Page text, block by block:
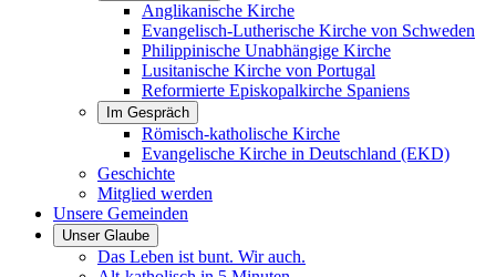
Anglikanische Kirche
Evangelisch-Lutherische Kirche von Schweden
Philippinische Unabhängige Kirche
Lusitanische Kirche von Portugal
Reformierte Episkopalkirche Spaniens
Im Gespräch
Römisch-katholische Kirche
Evangelische Kirche in Deutschland (EKD)
Geschichte
Mitglied werden
Unsere Gemeinden
Unser Glaube
Das Leben ist bunt. Wir auch.